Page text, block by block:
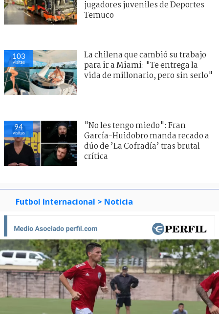
jugadores juveniles de Deportes
Temuco
103
visitas
La chilena que cambió su trabajo
para ir a Miami: "Te entrega la
vida de millonario, pero sin serlo"
94
visitas
"No les tengo miedo": Fran
García-Huidobro manda recado a
dúo de ’La Cofradía’ tras brutal
crítica
Futbol Internacional > Noticia